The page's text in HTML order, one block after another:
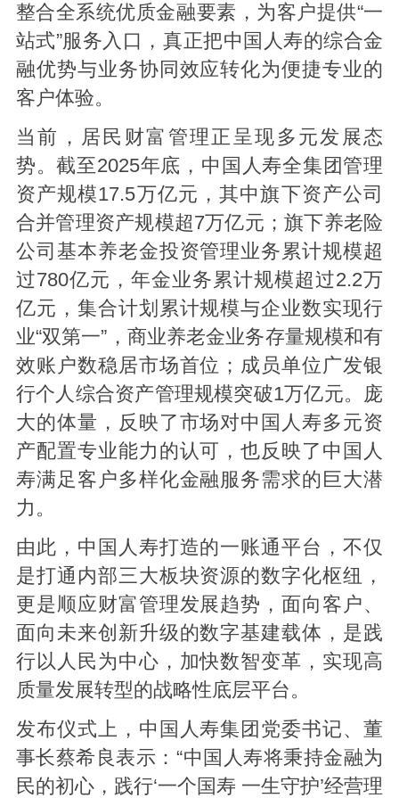
整合全系统优质金融要素，为客户提供“一
站式”服务入口，真正把中国人寿的综合金
融优势与业务协同效应转化为便捷专业的
客户体验。
当前，居民财富管理正呈现多元发展态
势。截至2025年底，中国人寿全集团管理
资产规模17.5万亿元，其中旗下资产公司
合并管理资产规模超7万亿元；旗下养老险
公司基本养老金投资管理业务累计规模超
过780亿元，年金业务累计规模超过2.2万
亿元，集合计划累计规模与企业数实现行
业“双第一”，商业养老金业务存量规模和有
效账户数稳居市场首位；成员单位广发银
行个人综合资产管理规模突破1万亿元。庞
大的体量，反映了市场对中国人寿多元资
产配置专业能力的认可，也反映了中国人
寿满足客户多样化金融服务需求的巨大潜
力。
由此，中国人寿打造的一账通平台，不仅
是打通内部三大板块资源的数字化枢纽，
更是顺应财富管理发展趋势，面向客户、
面向未来创新升级的数字基建载体，是践
行以人民为中心，加快数智变革，实现高
质量发展转型的战略性底层平台。
发布仪式上，中国人寿集团党委书记、董
事长蔡希良表示：“中国人寿将秉持金融为
民的初心，践行‘一个国寿 一生守护’经营理